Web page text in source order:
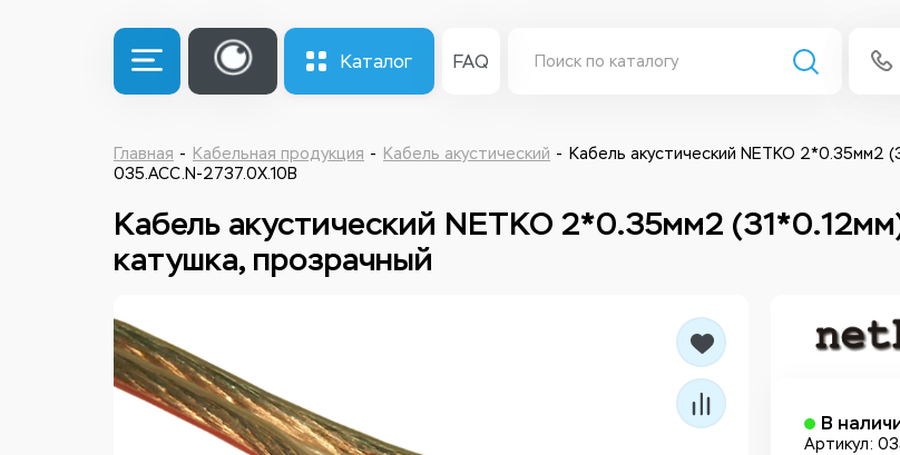
Каталог FAQ
Главная Кабельная продукция Кабель акустический
Кабель акустический NETKO 2*0.35мм2
035.ACC.N-2737.0X.10B
Кабель акустический NETKO 2*0.35мм2
катушка, прозрачный
В
Артикул: